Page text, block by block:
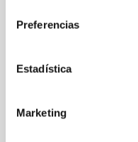
Preferencias
Estadística
Marketing